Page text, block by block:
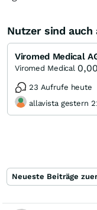
Nutzer sind auch
Viromed Medical
23 Aufrufe heute
allavista gestern
Neueste Beiträge